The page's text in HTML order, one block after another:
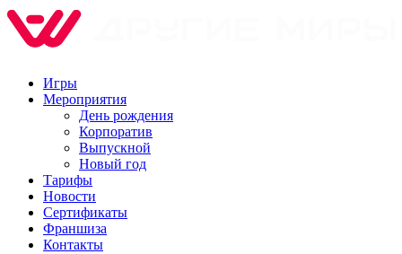
Игры
Мероприятия
День рождения
Корпоратив
Выпускной
Новый год
Тарифы
Новости
Сертификаты
Франшиза
Контакты